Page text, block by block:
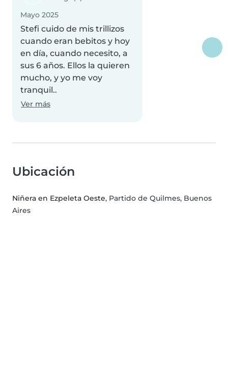
Mayo 2025
Stefi cuido de mis trillizos
cuando eran bebitos y hoy
en día, cuando necesito, a
sus 6 años. Ellos la quieren
mucho, y yo me voy
tranquil..
Ver más
Ubicación
Niñera en Ezpeleta Oeste, Partido de Quilmes, Buenos
Aires